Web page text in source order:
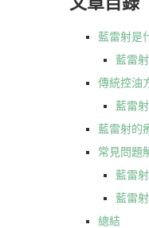
藍雷射是
藍雷
傳統控油
藍雷
藍雷射的
常見問題
藍雷
藍雷
總結